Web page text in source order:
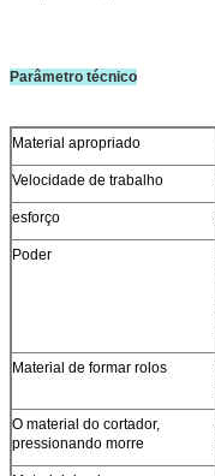
Parâmetro técnico
Material apropriado
Velocidade de trabalho
esforço
Poder
Material de formar rolos
O material do cortador,
pressionando morre